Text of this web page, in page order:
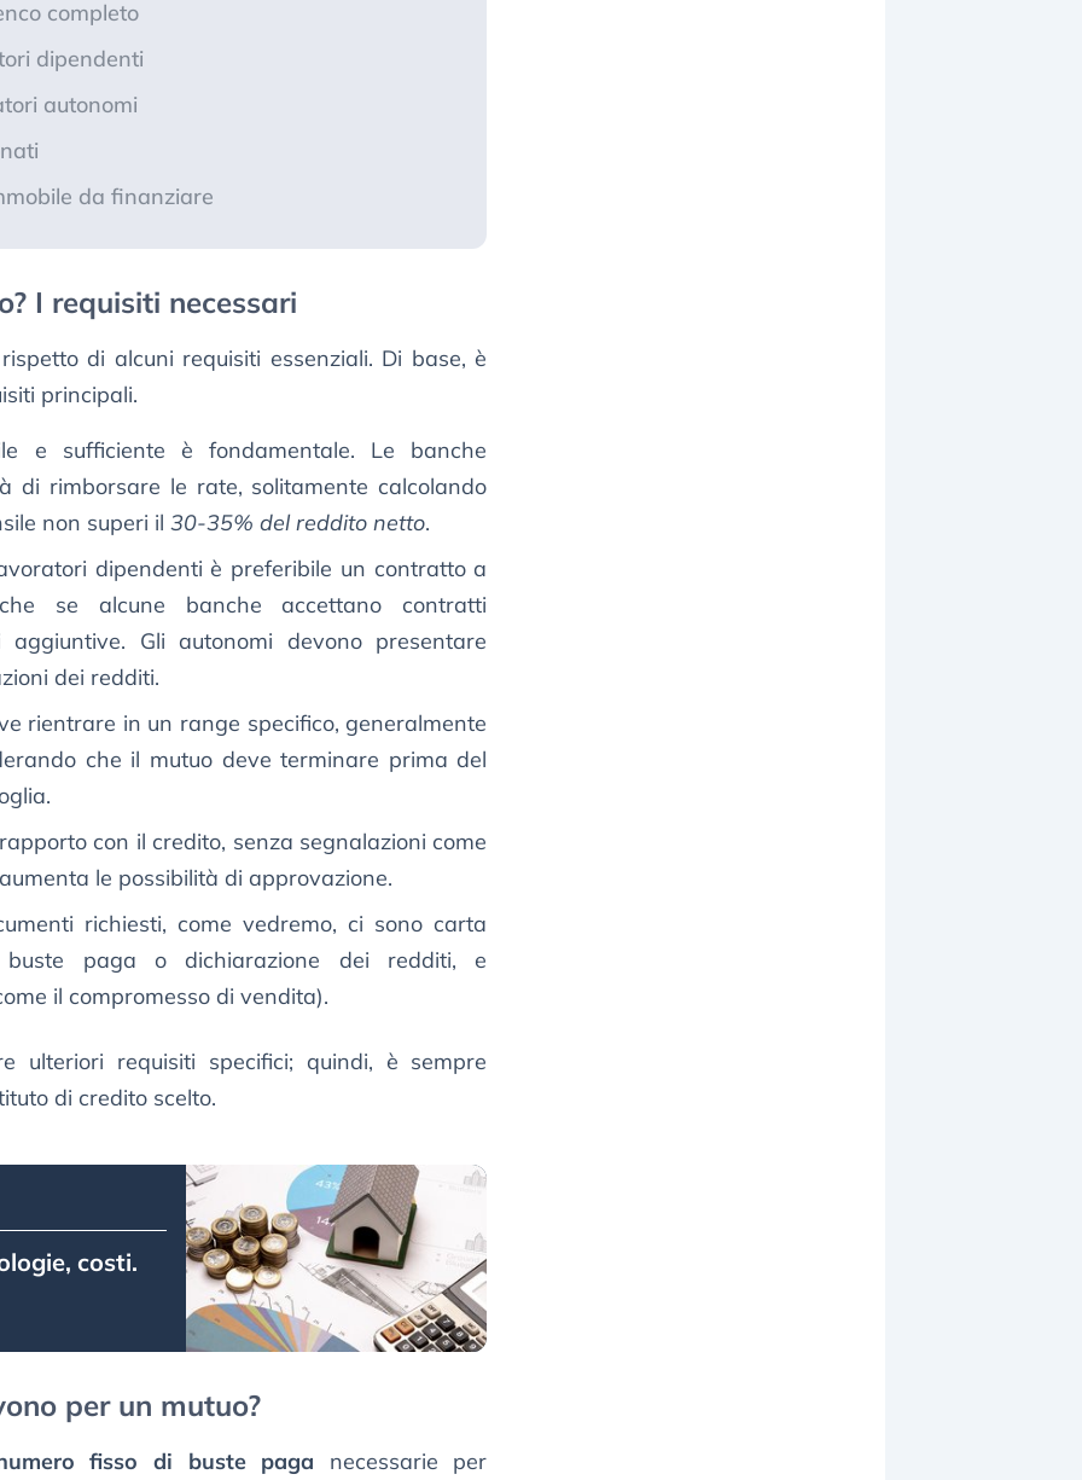
completo
dipendenti
autonomi
da finanziare
I requisiti necessari
di alcuni requisiti essenziali. Di base, è
principali.
e sufficiente è fondamentale. Le banche
di rimborsare le rate, solitamente calcolando
non superi il 30-35% del reddito netto.
dipendenti è preferibile un contratto a
se alcune banche accettano contratti
Gli autonomi devono presentare
dei redditi.
rientrare in un range specifico, generalmente
che il mutuo deve terminare prima del
con il credito, senza segnalazioni come
le possibilità di approvazione.
richiesti, come vedremo, ci sono carta
buste paga o dichiarazione dei redditi, e
il compromesso di vendita).
ulteriori requisiti specifici; quindi, è sempre
di credito scelto.
costi.
per un mutuo?
fisso di buste paga necessarie per